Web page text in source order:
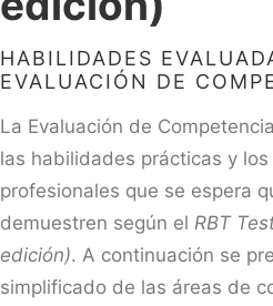
HABILIDADES
EVALUACIÓN DE
La Evaluación de
las habilidades prácticas y
profesionales que se espera
demuestren según el RBT
edición). A continuación se
simplificado de las áreas de